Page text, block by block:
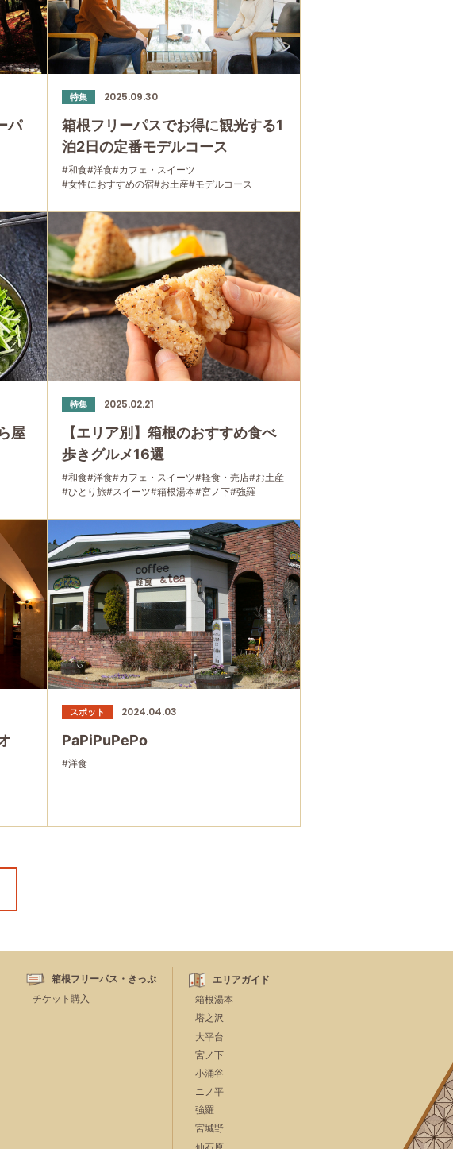
パ
自然
特集 2025.09.30
箱根フリーパスでお得に観光する1
泊2日の定番モデルコース
#和食#洋食#カフェ・スイーツ
#女性におすすめの宿#お土産#モデルコース
#温泉#家族で#宿泊#グルメ#乗り物#公園・自然
屋
特集 2025.02.21
【エリア別】箱根のおすすめ食べ
歩きグルメ16選
#和食#洋食#カフェ・スイーツ#軽食・売店#お土産
#ひとり旅#スイーツ#箱根湯本#宮ノ下#強羅
#母と娘で
スポット 2024.04.03
PaPiPuPePo
#洋食
箱根フリーパス・きっぷ
チケット購入
エリアガイド
箱根湯本
塔之沢
大平台
宮ノ下
小涌谷
ニノ平
強羅
宮城野